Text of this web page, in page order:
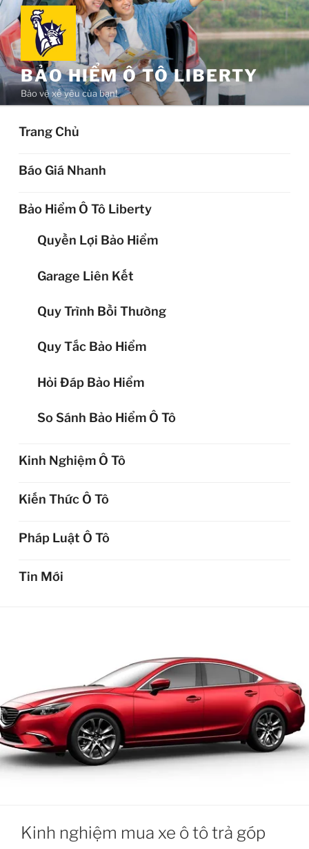
Chuyển
đến
phần
nội
dungBẢO HIỂM Ô TÔ LIBERTY
Bảo vệ xế yêu của bạn!
Trang Chủ
Báo Giá Nhanh
Bảo Hiểm Ô Tô Liberty
Quyền Lợi Bảo Hiểm
Garage Liên Kết
Quy Trình Bồi Thường
Quy Tắc Bảo Hiểm
Hỏi Đáp Bảo Hiểm
So Sánh Bảo Hiểm Ô Tô
Kinh Nghiệm Ô Tô
Kiến Thức Ô Tô
Pháp Luật Ô Tô
Tin Mới
Kinh nghiệm mua xe ô tô trả góp